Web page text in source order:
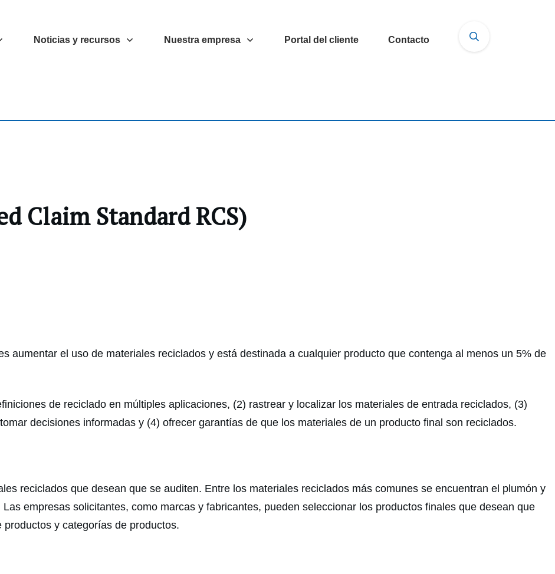
Noticias y recursos Nuestra empresa Portal del cliente Contacto
Claim Standard RCS)
aumentar el uso de materiales reciclados y está destinada a cualquier producto que contenga al menos un 5% de
de reciclado en múltiples aplicaciones, (2) rastrear y localizar los materiales de entrada reciclados, (3)
decisiones informadas y (4) ofrecer garantías de que los materiales de un producto final son reciclados.
reciclados que desean que se auditen. Entre los materiales reciclados más comunes se encuentran el plumón y
empresas solicitantes, como marcas y fabricantes, pueden seleccionar los productos finales que desean que
y categorías de productos.